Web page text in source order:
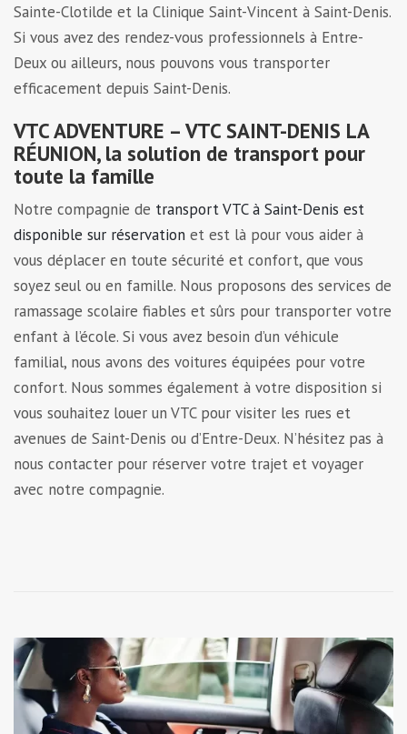
Sainte-Clotilde et la Clinique Saint-Vincent à Saint-Denis.
Si vous avez des rendez-vous professionnels à Entre-
Deux ou ailleurs, nous pouvons vous transporter
efficacement depuis Saint-Denis.
VTC ADVENTURE – VTC SAINT-DENIS LA
RÉUNION, la solution de transport pour
toute la famille
Notre compagnie de transport VTC à Saint-Denis est
disponible sur réservation et est là pour vous aider à
vous déplacer en toute sécurité et confort, que vous
soyez seul ou en famille. Nous proposons des services de
ramassage scolaire fiables et sûrs pour transporter votre
enfant à l’école. Si vous avez besoin d’un véhicule
familial, nous avons des voitures équipées pour votre
confort. Nous sommes également à votre disposition si
vous souhaitez louer un VTC pour visiter les rues et
avenues de Saint-Denis ou d’Entre-Deux. N’hésitez pas à
nous contacter pour réserver votre trajet et voyager
avec notre compagnie.